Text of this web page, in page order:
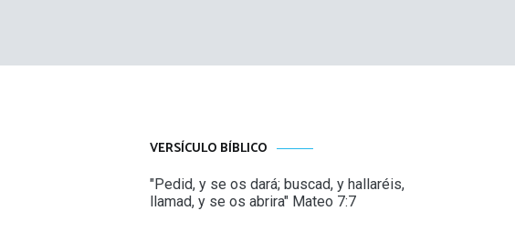
VERSÍCULO BÍBLICO
"Pedid, y se os dará; buscad, y hallaréis,
llamad, y se os abrira" Mateo 7:7